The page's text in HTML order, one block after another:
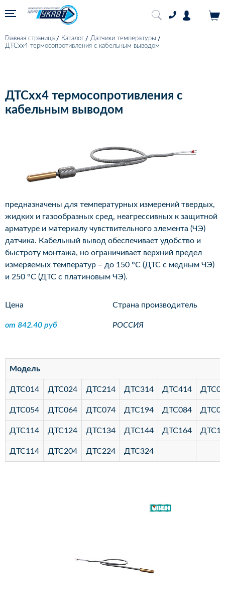
Главная страница Каталог
Датчики температуры
ДТСхх4 термосопротивления с кабельным выводом
ДТСхх4 термосопротивления с
кабельным выводом
предназначены для температурных измерений твердых,
жидких и газообразных сред, неагрессивных к защитной
арматуре и материалу чувствительного элемента (ЧЭ)
датчика. Кабельный вывод обеспечивает удобство и
быстроту монтажа, но ограничивает верхний предел
измеряемых температур – до 150 °С (ДТС с медным ЧЭ)
и 250 °С (ДТС с платиновым ЧЭ).
Цена
от 842.40 руб
Страна производитель
РОССИЯ
Модель
ДТС014 ДТС024 ДТС214 ДТС314 ДТС414
ДТС054 ДТС064 ДТС074 ДТС194 ДТС084
ДТС114 ДТС124 ДТС134 ДТС144 ДТС164
ДТС114 ДТС204 ДТС224 ДТС324